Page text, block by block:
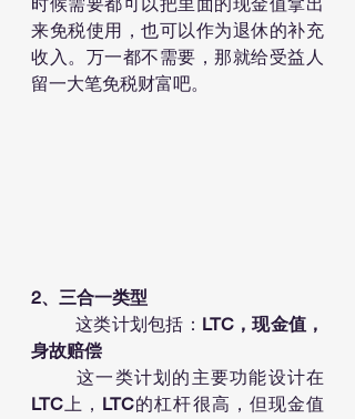
来免税使用，也可以作为退休的补充
收入。万一都不需要，那就给受益人
留一大笔免税财富吧。
2、三合一类型
	这类计划包括：
LTC，现金值，
身故赔偿
	这一类计划的主要功能设计在
LTC 上， LTC的杠杆很高，但现金值